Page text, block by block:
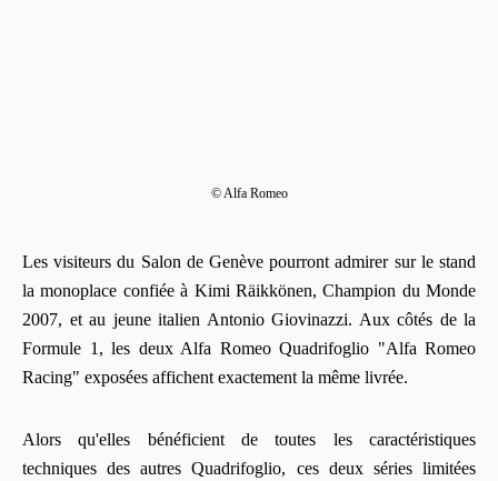
© Alfa Romeo
Les visiteurs du Salon de Genève pourront admirer sur le stand
la monoplace confiée à Kimi Räikkönen, Champion du Monde
2007, et au jeune italien Antonio Giovinazzi. Aux côtés de la
Formule 1, les deux Alfa Romeo Quadrifoglio "Alfa Romeo
Racing" exposées affichent exactement la même livrée.
Alors qu'elles bénéficient de toutes les caractéristiques
techniques des autres Quadrifoglio, ces deux séries limitées